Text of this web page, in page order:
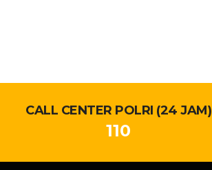
CALL CENTER POLRI (24 JAM)
110